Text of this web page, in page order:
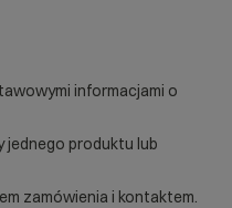
informacjami o
jednego produktu lub
zamówienia i kontaktem.